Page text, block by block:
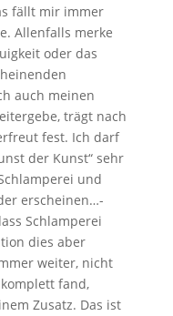
fällt mir immer
Allenfalls merke
oder das
auch meinen
trägt nach
fest. Ich darf
der Kunst“ sehr
und
erscheinen…-
Schlamperei
dies aber
weiter, nicht
fand,
Zusatz. Das ist